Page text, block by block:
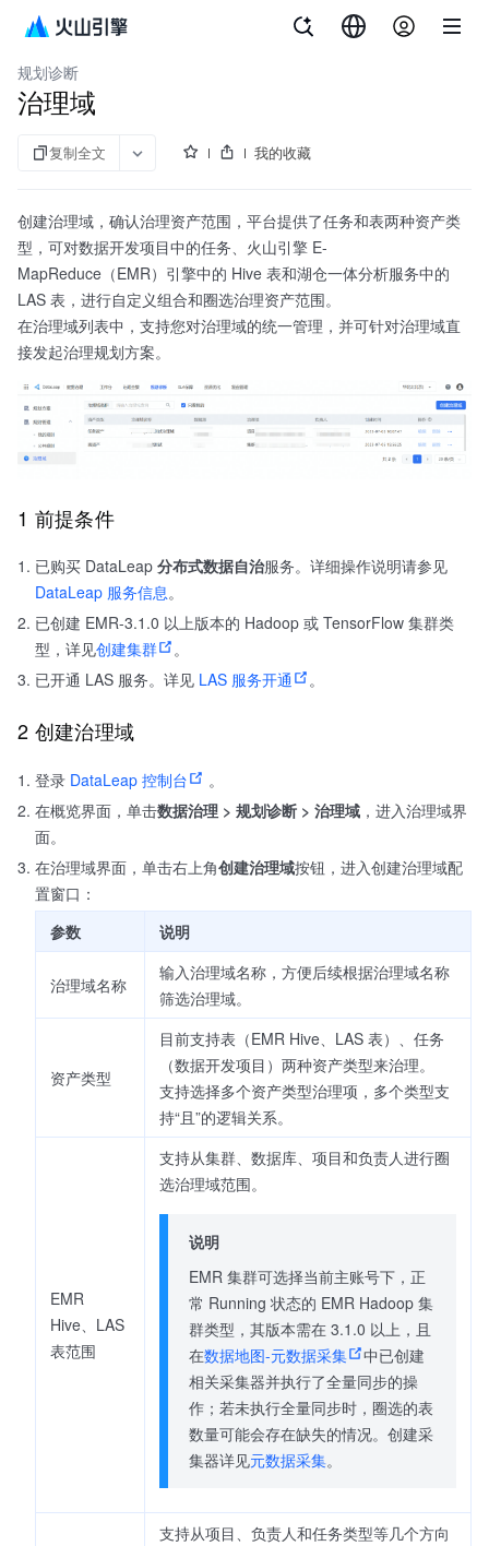
大数据研发治理套件
规划诊断
治理域
复制全文 我的收藏
创建治理域，确认治理资产范围，平台提供了任务和表两种资产类
型，可对数据开发项目中的任务、火山引擎 E-
MapReduce（EMR）引擎中的 Hive 表和湖仓一体分析服务中的
LAS 表，进行自定义组合和圈选治理资产范围。
在治理域列表中，支持您对治理域的统一管理，并可针对治理域直
接发起治理规划方案。
1 前提条件
已购买 DataLeap 分布式数据自治服务。详细操作说明请参见
DataLeap 服务信息。
已创建 EMR-3.1.0 以上版本的 Hadoop 或 TensorFlow 集群类
型，详见创建集群
。
已开通 LAS 服务。详见 LAS 服务开通 。
2 创建治理域
登录 DataLeap 控制台
。
在概览界面，单击数据治理 > 规划诊断 > 治理域 ，进入治理域界
面。
在治理域界面，单击右上角创建治理域按钮，进入创建治理域配
置窗口：
参数
说明
治理域名称
输入治理域名称，方便后续根据治理域名称
筛选治理域。
资产类型
目前支持表（EMR Hive、LAS 表）、任务
（数据开发项目）两种资产类型来治理。
支持选择多个资产类型治理项，多个类型支
持“且”的逻辑关系。
EMR
Hive、LAS
表范围
支持从集群、数据库、项目和负责人进行圈
选治理域范围。
说明
EMR 集群可选择当前主账号下，正
常 Running 状态的 EMR Hadoop 集
群类型，其版本需在 3.1.0 以上，且
在数据地图-元数据采集
中已创建
相关采集器并执行了全量同步的操
作；若未执行全量同步时，圈选的表
数量可能会存在缺失的情况。创建采
集器详见元数据采集。
支持从项目、负责人和任务类型等几个方向